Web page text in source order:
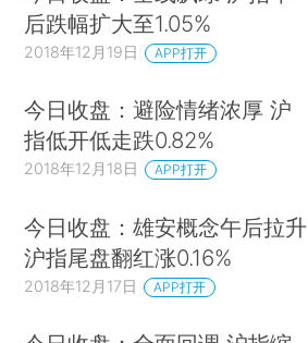
后跌幅扩大至1.05%
2018年12月19日 APP打开
今日收盘：避险情绪浓厚 沪
指低开低走跌0.82%
2018年12月18日 APP打开
今日收盘：雄安概念午后拉升
沪指尾盘翻红涨0.16%
2018年12月17日 APP打开